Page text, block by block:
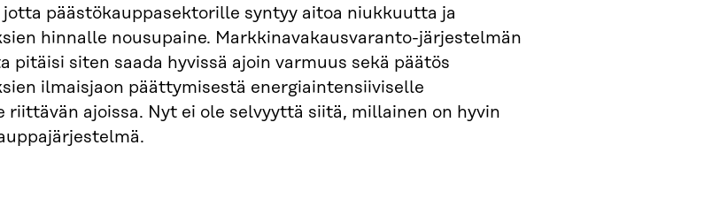
päästökauppasektorille syntyy aitoa niukkuutta ja
hinnalle nousupaine. Markkinavakausvaranto-järjestelmän
pitäisi siten saada hyvissä ajoin varmuus sekä päätös
ilmaisjaon päättymisestä energiaintensiiviselle
riittävän ajoissa. Nyt ei ole selvyyttä siitä, millainen on hyvin